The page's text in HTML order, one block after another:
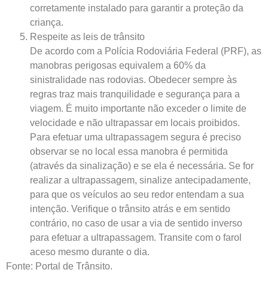
corretamente instalado para garantir a proteção da
criança.
Respeite as leis de trânsito
De acordo com a Polícia Rodoviária Federal (PRF), as
manobras perigosas equivalem a 60% da
sinistralidade nas rodovias. Obedecer sempre às
regras traz mais tranquilidade e segurança para a
viagem. É muito importante não exceder o limite de
velocidade e não ultrapassar em locais proibidos.
Para efetuar uma ultrapassagem segura é preciso
observar se no local essa manobra é permitida
(através da sinalização) e se ela é necessária. Se for
realizar a ultrapassagem, sinalize antecipadamente,
para que os veículos ao seu redor entendam a sua
intenção. Verifique o trânsito atrás e em sentido
contrário, no caso de usar a via de sentido inverso
para efetuar a ultrapassagem. Transite com o farol
aceso mesmo durante o dia.
Fonte: Portal de Trânsito.